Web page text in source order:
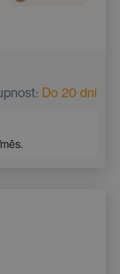
Do 20 dní